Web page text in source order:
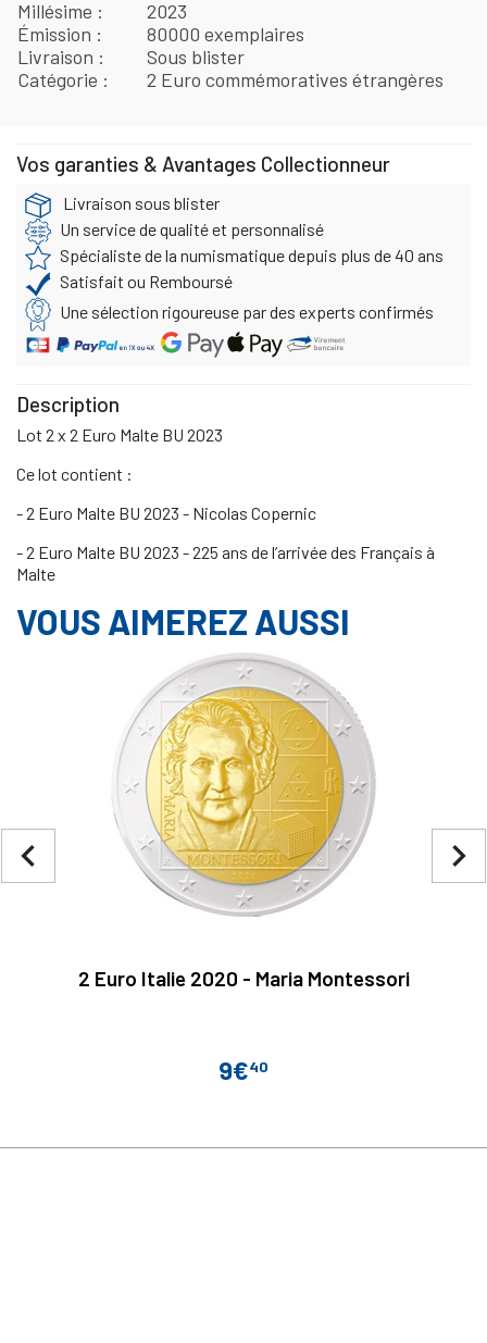
Millésime
2023
Émission
80000 exemplaires
Livraison
Sous blister
Catégorie
2 Euro commémoratives étrangères
Vos garanties & Avantages Collectionneur
Livraison sous blister
Un service de qualité et personnalisé
Spécialiste de la numismatique depuis plus de 40 ans
Satisfait ou Remboursé
Une sélection rigoureuse par des experts confirmés
Description
Lot 2 x 2 Euro Malte BU 2023
Ce lot contient :
- 2 Euro Malte BU 2023 - Nicolas Copernic
- 2 Euro Malte BU 2023 - 225 ans de l’arrivée des Français à
Malte
VOUS AIMEREZ AUSSI
2 Euro Italie 2020 - Maria Montessori
Prix
9€40
navigate_next
navigate_before